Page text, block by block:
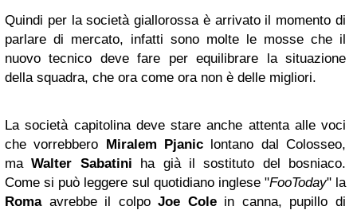
Quindi per la società giallorossa è arrivato il momento di
parlare di mercato, infatti sono molte le mosse che il
nuovo tecnico deve fare per equilibrare la situazione
della squadra, che ora come ora non è delle migliori.
La società capitolina deve stare anche attenta alle voci
che vorrebbero Miralem Pjanic lontano dal Colosseo,
maWalter Sabatini ha già il sostituto del bosniaco.
Come si può leggere sul quotidiano inglese "FooToday" la
Romaavrebbe il colpoJoe Colein canna, pupillo di